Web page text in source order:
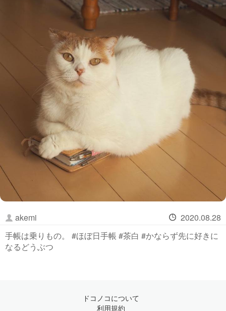
akemi
2020.08.28
手帳は乗りもの。 #ほぼ日手帳 #茶白 #かならず先に好きに
なるどうぶつ
ドコノコについて
利用規約